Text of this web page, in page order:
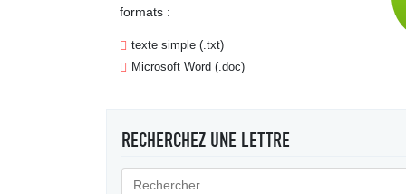
formats :
texte simple (.txt)
Microsoft Word (.doc)
RECHERCHEZ UNE LETTRE